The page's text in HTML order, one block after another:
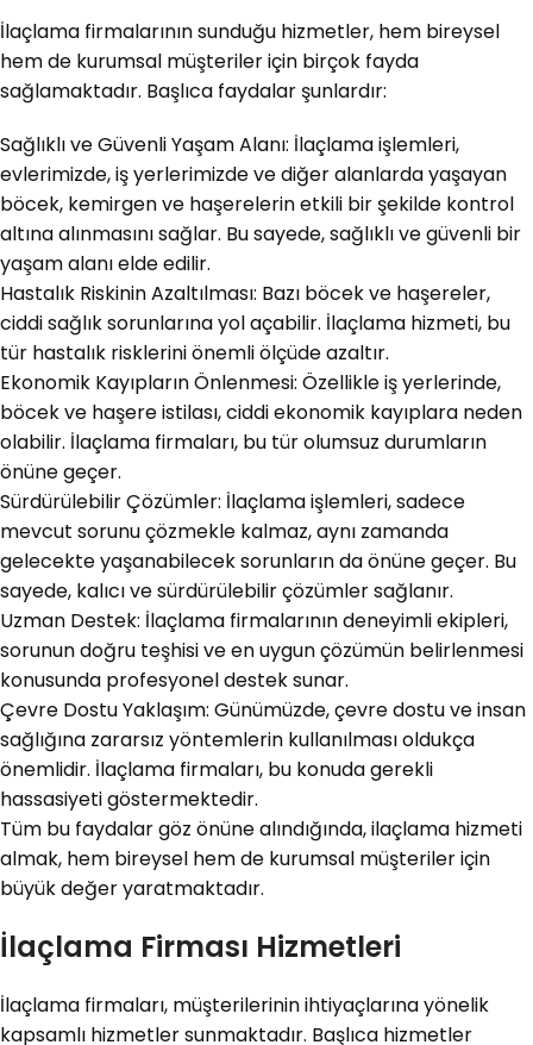
İlaçlama firmalarının sunduğu hizmetler, hem bireysel
hem de kurumsal müşteriler için birçok fayda
sağlamaktadır. Başlıca faydalar şunlardır:
Sağlıklı ve Güvenli Yaşam Alanı: İlaçlama işlemleri,
evlerimizde, iş yerlerimizde ve diğer alanlarda yaşayan
böcek, kemirgen ve haşerelerin etkili bir şekilde kontrol
altına alınmasını sağlar. Bu sayede, sağlıklı ve güvenli bir
yaşam alanı elde edilir.
Hastalık Riskinin Azaltılması: Bazı böcek ve haşereler,
ciddi sağlık sorunlarına yol açabilir. İlaçlama hizmeti, bu
tür hastalık risklerini önemli ölçüde azaltır.
Ekonomik Kayıpların Önlenmesi: Özellikle iş yerlerinde,
böcek ve haşere istilası, ciddi ekonomik kayıplara neden
olabilir. İlaçlama firmaları, bu tür olumsuz durumların
önüne geçer.
Sürdürülebilir Çözümler: İlaçlama işlemleri, sadece
mevcut sorunu çözmekle kalmaz, aynı zamanda
gelecekte yaşanabilecek sorunların da önüne geçer. Bu
sayede, kalıcı ve sürdürülebilir çözümler sağlanır.
Uzman Destek: İlaçlama firmalarının deneyimli ekipleri,
sorunun doğru teşhisi ve en uygun çözümün belirlenmesi
konusunda profesyonel destek sunar.
Çevre Dostu Yaklaşım: Günümüzde, çevre dostu ve insan
sağlığına zararsız yöntemlerin kullanılması oldukça
önemlidir. İlaçlama firmaları, bu konuda gerekli
hassasiyeti göstermektedir.
Tüm bu faydalar göz önüne alındığında, ilaçlama hizmeti
almak, hem bireysel hem de kurumsal müşteriler için
büyük değer yaratmaktadır.
İlaçlama Firması Hizmetleri
İlaçlama firmaları, müşterilerinin ihtiyaçlarına yönelik
kapsamlı hizmetler sunmaktadır. Başlıca hizmetler